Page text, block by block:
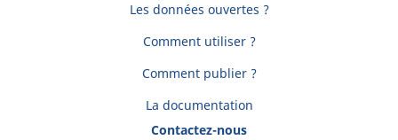
Les données ouvertes ?
Comment utiliser ?
Comment publier ?
La documentation
Contactez-nous